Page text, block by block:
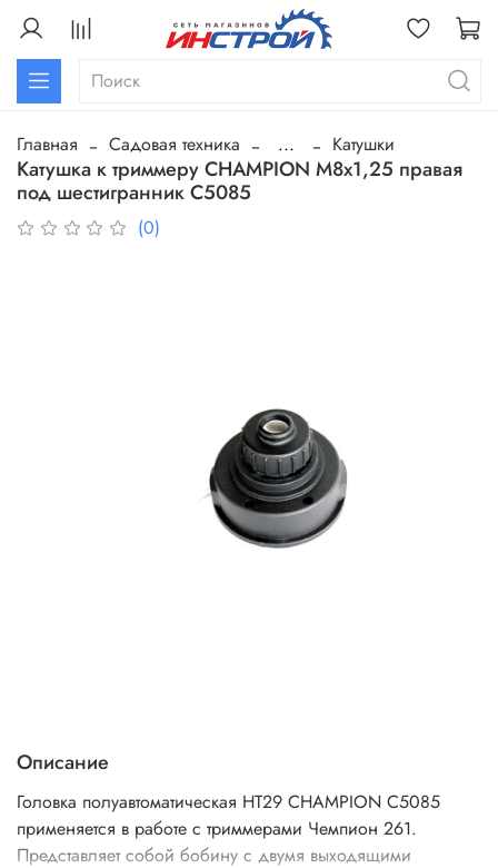
Главная Садовая техника ... Катушки
Катушка к триммеру CHAMPION М8х1,25 правая
под шестигранник C5085
(0)
Описание
Головка полуавтоматическая HT29 CHAMPION C5085
применяется в работе с триммерами Чемпион 261.
Представляет собой бобину с двумя выходящими